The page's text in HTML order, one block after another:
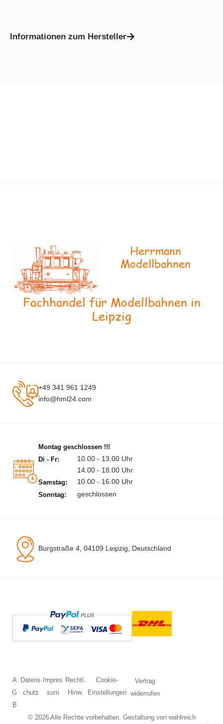
Informationen zum Hersteller
Herrmann
Modellbahnen
Fachhandel für Modellbahnen in
Leipzig
+49 341 961 1249
info@hml24.com
Montag geschlossen !!!
Di - Fr:
10.00 - 13.00 Uhr
14.00 - 18.00 Uhr
Samstag: 10.00 - 16.00 Uhr
Sonntag: geschlossen
Burgstraße 4, 04109 Leipzig, Deutschland
© 2026 Alle Rechte vorbehalten. Gestaltung von wahlreich
A
G
B
Datens
chutz
Impres
sum
Rechtl.
Hinw.
Cookie-
Einstellungen
Vertrag
widerrufen